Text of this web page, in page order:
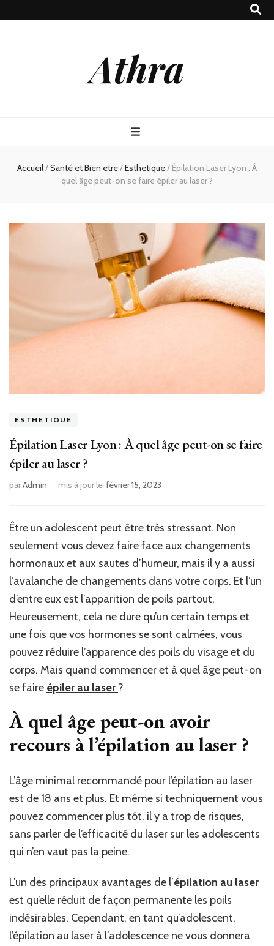
Athra
Accueil/Santé et Bien etre/Esthetique/ Épilation Laser Lyon : À
quel âge peut-on se faire épiler au laser ?
ESTHETIQUE
Épilation Laser Lyon : À quel âge peut-on se faire
épiler au laser ?
parAdmin mis à jour le février 15, 2023
Être un adolescent peut être très stressant. Non
seulement vous devez faire face aux changements
hormonaux et aux sautes d’humeur, mais il y a aussi
l’avalanche de changements dans votre corps. Et l’un
d’entre eux est l’apparition de poils partout.
Heureusement, cela ne dure qu’un certain temps et
une fois que vos hormones se sont calmées, vous
pouvez réduire l’apparence des poils du visage et du
corps. Mais quand commencer et à quel âge peut-on
se faire épiler au laser ?
À quel âge peut-on avoir
recours à l’épilation au laser ?
L’âge minimal recommandé pour l’épilation au laser
est de 18 ans et plus. Et même si techniquement vous
pouvez commencer plus tôt, il y a trop de risques,
sans parler de l’efficacité du laser sur les adolescents
qui n’en vaut pas la peine.
L’un des principaux avantages de l’épilation au laser
est qu’elle réduit de façon permanente les poils
indésirables. Cependant, en tant qu’adolescent,
l’épilation au laser à l’adolescence ne vous donnera